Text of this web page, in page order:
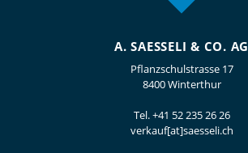
A. SAESSELI & CO. AG
Pflanzschulstrasse 17
8400 Winterthur
Tel.+41 52 235 26 26
verkauf[at]saesseli.ch